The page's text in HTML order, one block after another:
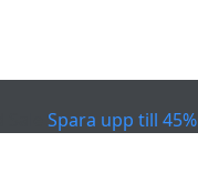
Spara upp till 45%